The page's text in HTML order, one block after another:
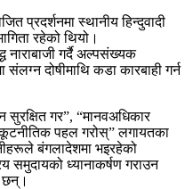
प्रदर्शनमा स्थानीय हिन्दुवादी
रहेको थियो।
नाराबाजी गर्दै अल्पसंख्यक
संलग्न दोषीमाथि कडा कारबाही गर्न
गर”, “मानवअधिकार
पहल गरोस्” लगायतका
बंगलादेशमा भइरहेको
समुदायको ध्यानाकर्षण गराउन
छन्।